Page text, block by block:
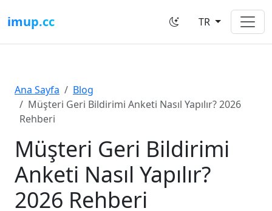
imup.cc TR
Ana Sayfa
Blog
Müşteri Geri Bildirimi Anketi Nasıl Yapılır? 2026
Rehberi
Müşteri Geri Bildirimi
Anketi Nasıl Yapılır?
2026 Rehberi